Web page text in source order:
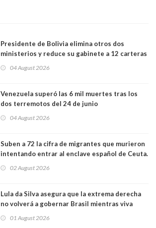
Presidente de Bolivia elimina otros dos
ministerios y reduce su gabinete a 12 carteras
04 August 2026
Venezuela superó las 6 mil muertes tras los
dos terremotos del 24 de junio
04 August 2026
Suben a 72 la cifra de migrantes que murieron
intentando entrar al enclave español de Ceuta.
02 August 2026
Lula da Silva asegura que la extrema derecha
no volverá a gobernar Brasil mientras viva
01 August 2026